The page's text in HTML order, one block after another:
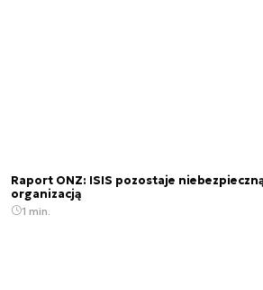
Raport ONZ: ISIS pozostaje
organizacją
1 min.